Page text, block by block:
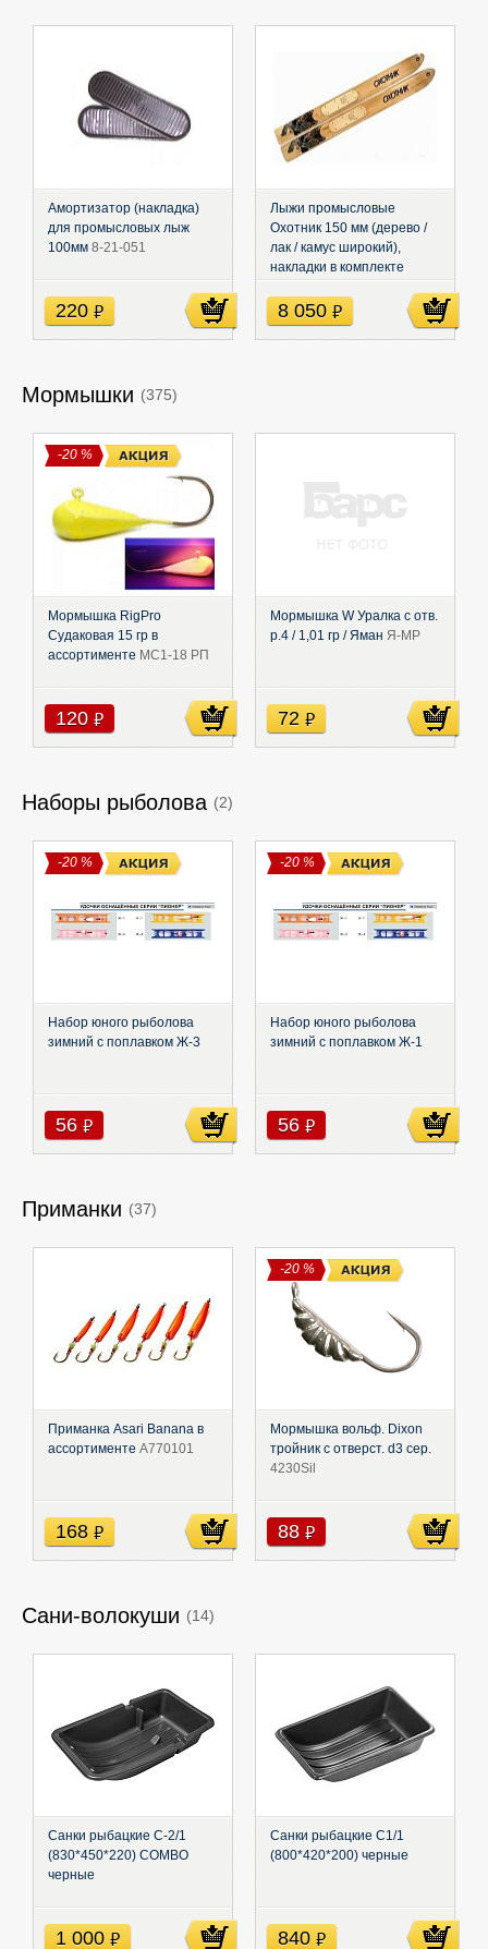
Амортизатор (накладка)
для промысловых лыж
100мм 8-21-051
220 руб
Лыжи промысловые
Охотник 150 мм (дерево /
лак / камус широкий),
накладки в комплекте
8 050 руб
Мормышки (375)
-20 %
Мормышка RigPro
Судаковая 15 гр в
ассортименте МС1-18 РП
120 руб
Мормышка W Уралка с отв.
р.4 / 1,01 гр / Яман Я-МР
72 руб
Наборы рыболова (2)
-20 %
Набор юного рыболова
зимний с поплавком Ж-3
56 руб
-20 %
Набор юного рыболова
зимний с поплавком Ж-1
56 руб
Приманки (37)
Приманка Asari Banana в
ассортименте A770101
168 руб
-20 %
Мормышка вольф. Dixon
тройник с отверст. d3 сер.
4230Sil
88 руб
Сани-волокуши (14)
Санки рыбацкие С-2/1
(830*450*220) COMBO
черные
1 000 руб
Санки рыбацкие С1/1
(800*420*200) черные
840 руб